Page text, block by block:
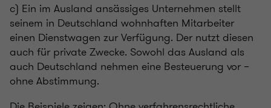
c) Ein im Ausland ansässiges Unternehmen stellt
seinem in Deutschland wohnhaften Mitarbeiter
einen Dienstwagen zur Verfügung. Der nutzt diesen
auch für private Zwecke. Sowohl das Ausland als
auch Deutschland nehmen eine Besteuerung vor –
ohne Abstimmung.